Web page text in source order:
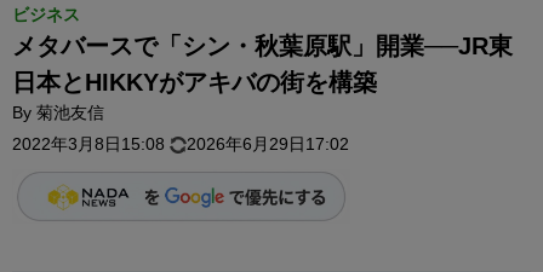
ビジネス
メタバースで「シン・秋葉原駅」開業──JR東
日本とHIKKYがアキバの街を構築
By 菊池友信
2022年3月8日15:08
2026年6月29日17:02